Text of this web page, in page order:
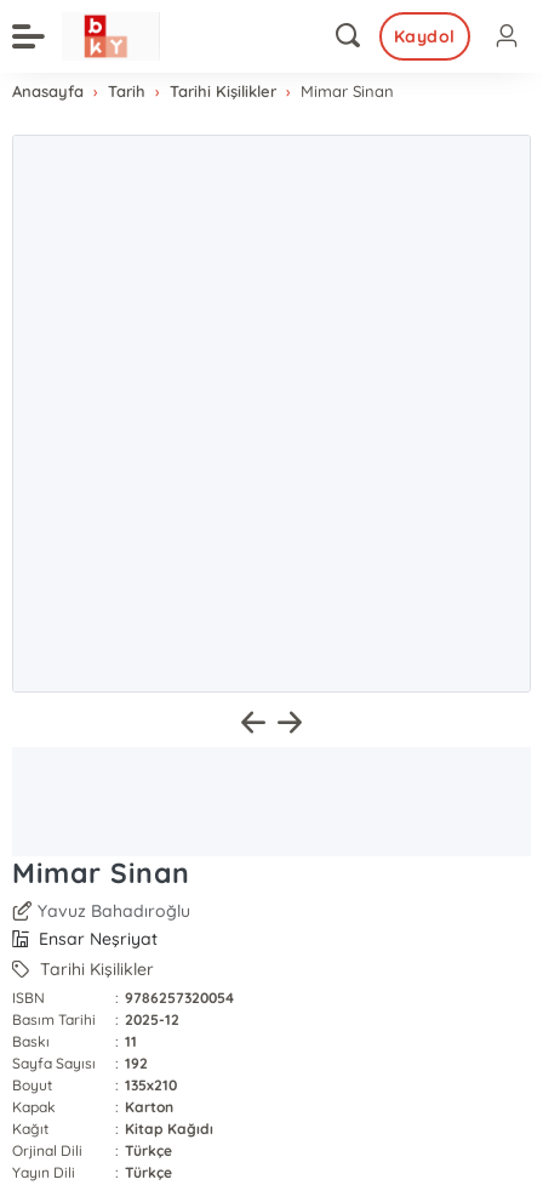
Kaydol
Anasayfa Tarih Tarihi Kişilikler Mimar Sinan
Mimar Sinan
Yavuz Bahadıroğlu
Ensar Neşriyat
Tarihi Kişilikler
ISBN : 9786257320054
Basım Tarihi
: 2025-12
Baskı
: 11
Sayfa Sayısı
: 192
Boyut
: 135x210
Kapak
: Karton
Kağıt
: Kitap Kağıdı
Orjinal Dili
: Türkçe
Yayın Dili
: Türkçe